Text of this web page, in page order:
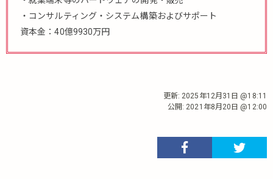
・コンサルティング・システム構築およびサポート
資本金：40億9930万円
更新: 2025年12月31日 @18:11
公開: 2021年8月20日 @12:00